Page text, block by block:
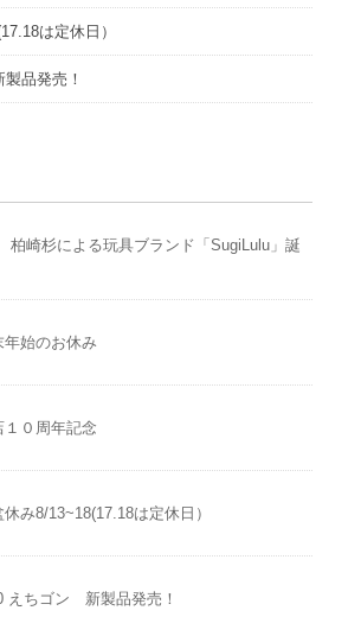
は定休日）
品発売！
崎杉による玩具ブランド「SugiLulu」誕
年始のお休み
１０周年記念
休み8/13~18(17.18は定休日）
えちゴン 新製品発売！